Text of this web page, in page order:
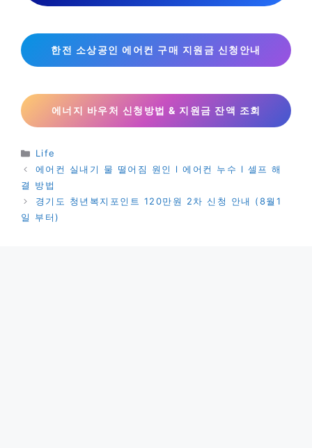
한전 소상공인 에어컨 구매 지원금 신청안내
에너지 바우처 신청방법 & 지원금 잔액 조회
카
테
고
리
Life
에어컨 실내기 물 떨어짐 원인 l 에어컨 누수 l 셀프 해
결 방법
경기도 청년복지포인트 120만원 2차 신청 안내 (8월1
일 부터)